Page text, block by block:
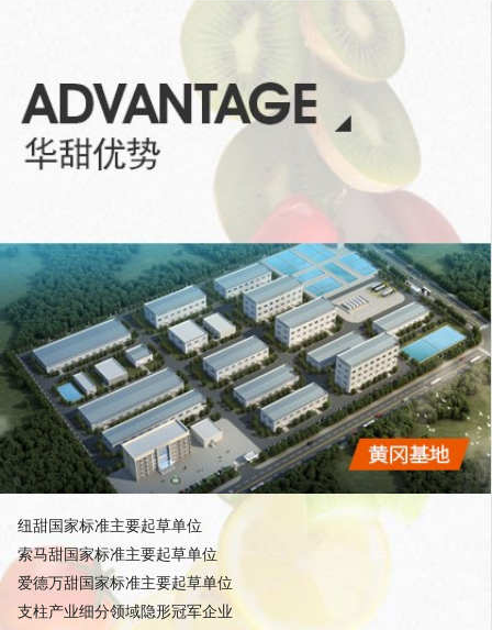
纽甜国家标准主要起草单位
索马甜国家标准主要起草单位
爱德万甜国家标准主要起草单位
支柱产业细分领域隐形冠军企业